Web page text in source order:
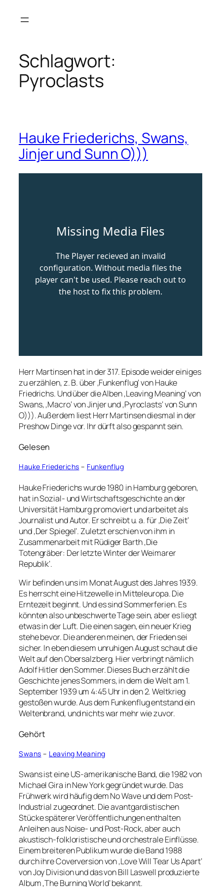
Inhalt
Schlagwort:
Pyroclasts
Hauke Friederichs, Swans,
Jinjer und Sunn O)))
Herr Martinsen hat in der 317. Episode weider einiges
zu erzählen, z. B. über ‚Funkenflug‘ von Hauke
Friedrichs. Und über die Alben ‚Leaving Meaning‘ von
Swans, ‚Macro‘ von Jinjer und ‚Pyroclasts‘ von Sunn
O))). Außerdem liest Herr Martinsen diesmal in der
Preshow Dinge vor. Ihr dürft also gespannt sein.
Gelesen
Hauke Friederichs – Funkenflug
Hauke Friederichs wurde 1980 in Hamburg geboren,
hat in Sozial- und Wirtschaftsgeschichte an der
Universität Hamburg promoviert und arbeitet als
Journalist und Autor. Er schreibt u. a. für ‚Die Zeit‘
und ‚Der Spiegel‘. Zuletzt erschien von ihm in
Zusammenarbeit mit Rüdiger Barth ‚Die
Totengräber: Der letzte Winter der Weimarer
Republik‘.
Wir befinden uns im Monat August des Jahres 1939.
Es herrscht eine Hitzewelle in Mitteleuropa. Die
Erntezeit beginnt. Und es sind Sommerferien. Es
könnten also unbeschwerte Tage sein, aber es liegt
etwas in der Luft. Die einen sagen, ein neuer Krieg
stehe bevor. Die anderen meinen, der Frieden sei
sicher. In eben diesem unruhigen August schaut die
Welt auf den Obersalzberg. Hier verbringt nämlich
Adolf Hitler den Sommer. Dieses Buch erzählt die
Geschichte jenes Sommers, in dem die Welt am 1.
September 1939 um 4:45 Uhr in den 2. Weltkrieg
gestoßen wurde. Aus dem Funkenflug entstand ein
Weltenbrand, und nichts war mehr wie zuvor.
Gehört
Swans – Leaving Meaning
Swans ist eine US-amerikanische Band, die 1982 von
Michael Gira in New York gegründet wurde. Das
Frühwerk wird häufig dem No Wave und dem Post-
Industrial zugeordnet. Die avantgardistischen
Stücke späterer Veröffentlichungen enthalten
Anleihen aus Noise- und Post-Rock, aber auch
akustisch-folkloristische und orchestrale Einflüsse.
Einem breiteren Publikum wurde die Band 1988
durch ihre Coverversion von ‚Love Will Tear Us Apart‘
von Joy Division und das von Bill Laswell produzierte
Album ‚The Burning World‘ bekannt.